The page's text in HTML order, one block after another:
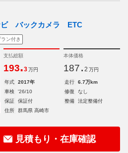
ビ バックカメラ ETC
ン付き
支払総額
193.3 万円
本体価格
187. 2 万円
年式 2017年 走行
6.7万km
車検
'26/10 修復
なし
保証
保証付 整備
法定整備付
住所
群馬県 高崎市
見積もり・在庫確認